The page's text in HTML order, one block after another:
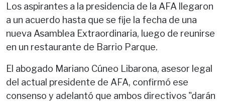
Los aspirantes a la presidencia de la AFA llegaron
a un acuerdo hasta que se fije la fecha de una
nueva Asamblea Extraordinaria, luego de reunirse
en un restaurante de Barrio Parque.
El abogado Mariano Cúneo Libarona, asesor legal
del actual presidente de AFA, confirmó ese
consenso y adelantó que ambos directivos "darán